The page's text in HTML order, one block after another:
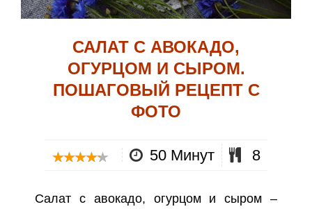
САЛАТ С АВОКАДО,
ОГУРЦОМ И СЫРОМ.
ПОШАГОВЫЙ РЕЦЕПТ С
ФОТО
50 Минут 8
Салат с авокадо, огурцом и сыром –